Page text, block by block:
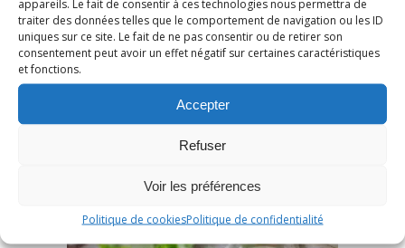
appareils. Le fait de consentir à ces technologies nous permettra de
traiter des données telles que le comportement de navigation ou les ID
uniques sur ce site. Le fait de ne pas consentir ou de retirer son
consentement peut avoir un effet négatif sur certaines caractéristiques
et fonctions.
Accepter
Refuser
Voir les préférences
Politique de cookiesPolitique de confidentialité
20 juin 2023 / 14 Commentaires
LIRE LA SUITE